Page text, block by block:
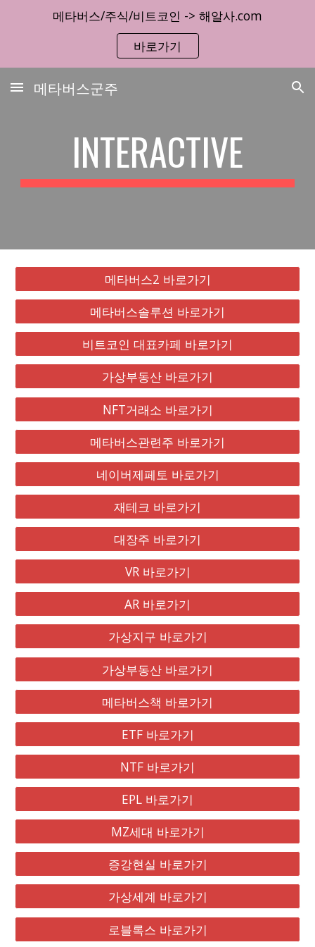
Skip to main content Skip to navigation
메타버스/주식/비트코인 -> 해알사.com
바로가기
메타버스군주
INTERACTIVE
메타버스2 바로가기
메타버스솔루션 바로가기
비트코인 대표카페 바로가기
가상부동산 바로가기
NFT거래소 바로가기
메타버스관련주 바로가기
네이버제페토 바로가기
재테크 바로가기
대장주 바로가기
VR 바로가기
AR 바로가기
가상지구 바로가기
가상부동산 바로가기
메타버스책 바로가기
ETF 바로가기
NTF 바로가기
EPL 바로가기
MZ세대 바로가기
증강현실 바로가기
가상세계 바로가기
로블록스 바로가기